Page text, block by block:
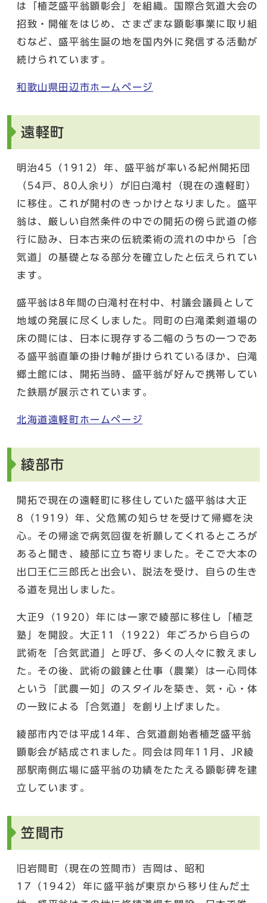
は「植芝盛平翁顕彰会」を組織。国際合気道大会の
招致・開催をはじめ、さまざまな顕彰事業に取り組
むなど、盛平翁生誕の地を国内外に発信する活動が
続けられています。
和歌山県田辺市ホームページ
遠軽町
明治45（1912）年、盛平翁が率いる紀州開拓団
（54戸、80人余り）が旧白滝村（現在の遠軽町）
に移住。これが開村のきっかけとなりました。盛平
翁は、厳しい自然条件の中での開拓の傍ら武道の修
行に励み、日本古来の伝統柔術の流れの中から「合
気道」の基礎となる部分を確立したと伝えられてい
ます。
盛平翁は8年間の白滝村在村中、村議会議員として
地域の発展に尽くしました。同町の白滝柔剣道場の
床の間には、日本に現存する二幅のうちの一つであ
る盛平翁直筆の掛け軸が掛けられているほか、白滝
郷土館には、開拓当時、盛平翁が好んで携帯してい
た鉄扇が展示されています。
北海道遠軽町ホームページ
綾部市
開拓で現在の遠軽町に移住していた盛平翁は大正
8（1919）年、父危篤の知らせを受けて帰郷を決
心。その帰途で病気回復を祈願してくれるところが
あると聞き、綾部に立ち寄りました。そこで大本の
出口王仁三郎氏と出会い、説法を受け、自らの生き
る道を見出しました。
大正9（1920）年には一家で綾部に移住し「植芝
塾」を開設。大正11（1922）年ごろから自らの
武術を「合気武道」と呼び、多くの人々に教えまし
た。その後、武術の鍛錬と仕事（農業）は一心同体
という「武農一如」のスタイルを築き、気・心・体
の一致による「合気道」を創り上げました。
綾部市内では平成14年、合気道創始者植芝盛平翁
顕彰会が結成されました。同会は同年11月、JR綾
部駅南側広場に盛平翁の功績をたたえる顕彰碑を建
立しています。
笠間市
旧岩間町（現在の笠間市）吉岡は、昭和
17（1942）年に盛平翁が東京から移り住んだ土